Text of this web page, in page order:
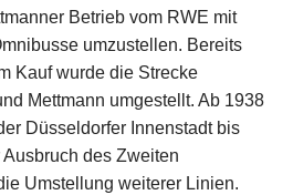
Betrieb vom RWE mit
umzustellen. Bereits
Kauf wurde die Strecke
Mettmann umgestellt. Ab 1938
Düsseldorfer Innenstadt bis
des Zweiten
Umstellung weiterer Linien.